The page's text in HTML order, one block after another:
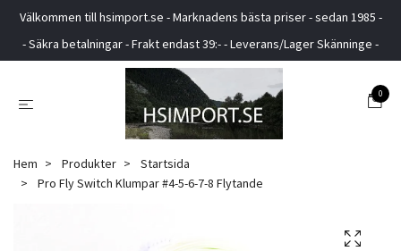
Välkommen till hsimport.se - Marknadens bästa priser - sedan 1985 -
- Säkra betalningar - Frakt endast 39:- - Leverans/Lager Skänninge -
0
Hem Produkter
Startsida
Pro Fly Switch Klumpar #4-5-6-7-8 Flytande